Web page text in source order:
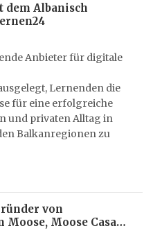
Albanisch
Anbieter für digitale
Lernenden die
für eine erfolgreiche
und privaten Alltag in
Balkanregionen zu
von
Moose, Moose Casa